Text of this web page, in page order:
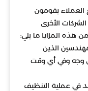
العملاء يقومون
الأخرى
هذه المزايا ما يلي:
الذين
وجه وفي أي وقت
في عملية التنظيف